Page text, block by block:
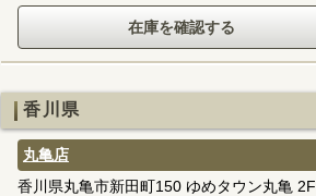
香川県
丸亀店
香川県丸亀市新田町150 ゆめタウン丸亀 2F